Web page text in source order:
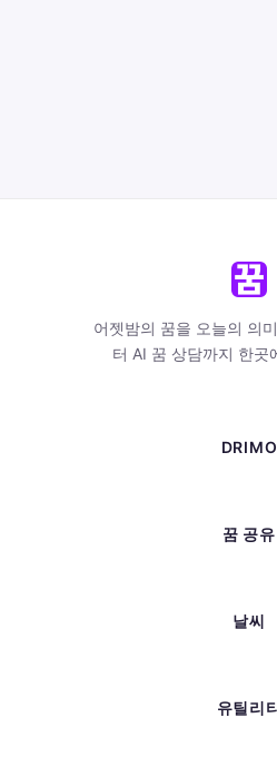
어젯밤의 꿈을 오늘의 의
터 AI 꿈 상담까지 한곳
DRIMO
꿈 공유
날씨
유틸리